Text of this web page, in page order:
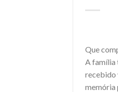
Que
A família
recebido
memória